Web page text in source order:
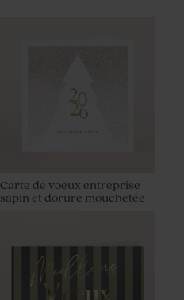
Carte de voeux entreprise
sapin et dorure mouchetée